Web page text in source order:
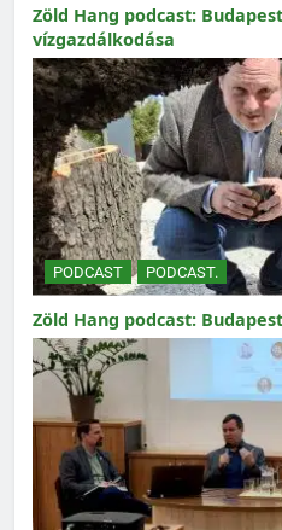
Zöld Hang podcast:
vízgazdálkodása
PODCAST PODCAST.
Zöld Hang podcast: